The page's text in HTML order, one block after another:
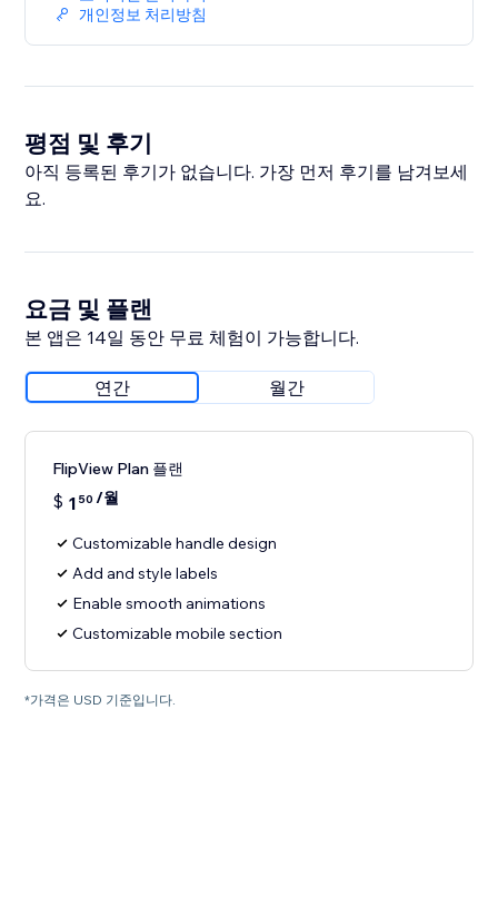
개인정보 처리방침
평점 및 후기
아직 등록된 후기가 없습니다. 가장 먼저 후기를 남겨보세
요.
요금 및 플랜
본 앱은 14일 동안 무료 체험이 가능합니다.
연간 월간
FlipView Plan 플랜
$ 1 50 /월
Customizable handle design
Add and style labels
Enable smooth animations
Customizable mobile section
*가격은 USD 기준입니다.